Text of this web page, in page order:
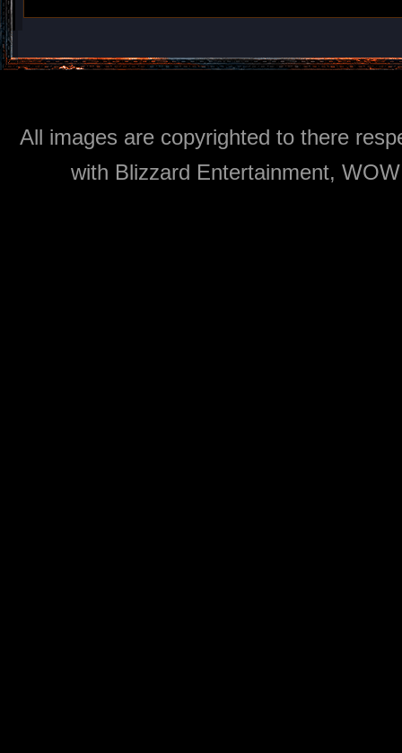
All images are copyrighted to there
with Blizzard Entertainment,